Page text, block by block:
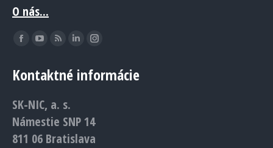
O nás...
Find us on:
Facebook
opens
new
window
YouTube
opens
new
window
Rss
opens
new
window
Linkedin
opens
window
Instagram
opens
window
Kontaktné informácie
SK-NIC, a. s.
Námestie SNP 14
811 06 Bratislava